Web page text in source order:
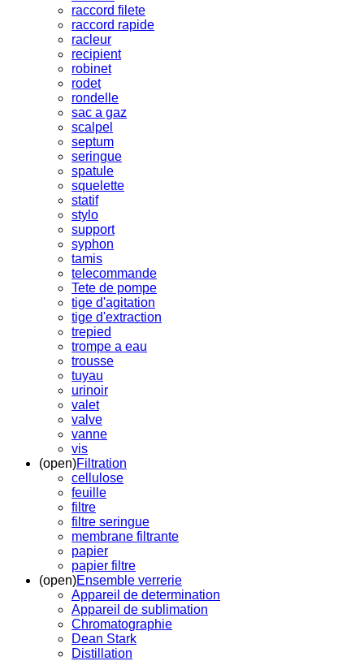
raccord filete
raccord rapide
racleur
recipient
robinet
rodet
rondelle
sac a gaz
scalpel
septum
seringue
spatule
squelette
statif
stylo
support
syphon
tamis
telecommande
Tete de pompe
tige d'agitation
tige d'extraction
trepied
trompe a eau
trousse
tuyau
urinoir
valet
valve
vanne
vis
(open)Filtration
cellulose
feuille
filtre
filtre seringue
membrane filtrante
papier
papier filtre
(open)Ensemble verrerie
Appareil de determination
Appareil de sublimation
Chromatographie
Dean Stark
Distillation